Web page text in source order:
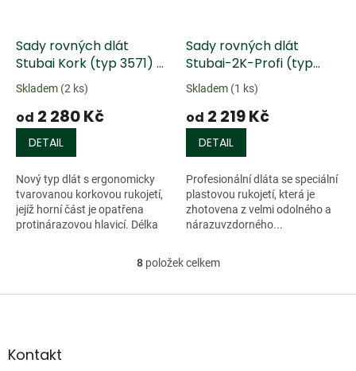
Sady rovných dlát
Stubai Kork (typ 3571) -
4 ks
Skladem (2 ks)
od 2 280 Kč
DETAIL
Nový typ dlát s ergonomicky
tvarovanou korkovou rukojetí,
jejíž horní část je opatřena
protinárazovou hlavicí. Délka
Sady rovných dlát
Stubai-2K-Profi (typ
3560) - plastová rukojeť
Skladem (1 ks)
od 2 219 Kč
DETAIL
Profesionální dláta se speciální
plastovou rukojetí, která je
zhotovena z velmi odolného a
nárazuvzdorného...
O
l
8položek celkem
Z
aKontakt